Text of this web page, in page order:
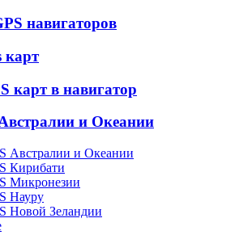
навигаторов
карт
карт в навигатор
и Океании
Австралии и Океании
Кирибати
Микронезии
Науру
Новой Зеландии